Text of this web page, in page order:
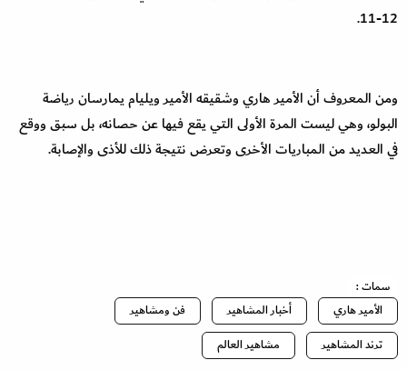
12-11.
ومن المعروف أن الأمير هاري وشقيقه الأمير ويليام يمارسان رياضة
البولو، وهي ليست المرة الأولى التي يقع فيها عن حصانه، بل سبق ووقع
في العديد من المباريات الأخرى وتعرض نتيجة ذلك للأذى والإصابة.
سمات :
الأمير هاري
أخبار المشاهير
فن ومشاهير
ترند المشاهير
مشاهير العالم